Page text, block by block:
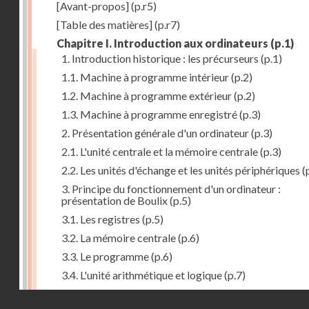
[Avant-propos](p.r5)
[Table des matières](p.r7)
Chapitre I. Introduction aux ordinateurs (p.1)
1. Introduction historique : les précurseurs (p.1)
1.1. Machine à programme intérieur(p.2)
1.2. Machine à programme extérieur(p.2)
1.3. Machine à programme enregistré(p.3)
2. Présentation générale d'un ordinateur(p.3)
2.1. L'unité centrale et la mémoire centrale(p.3)
2.2. Les unités d'échange et les unités périphériques
3. Principe du fonctionnement d'un ordinateur :
présentation de Boulix(p.5)
3.1. Les registres (p.5)
3.2. La mémoire centrale(p.6)
3.3. Le programme(p.6)
3.4. L'unité arithmétique et logique(p.7)
3.5. L'unité de contrôle(p.8)